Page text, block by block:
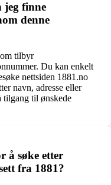
jeg finne
denne
tilbyr
Du kan enkelt
nettsiden 1881.no
navn, adresse eller
tilgang til ønskede
å søke etter
fra 1881?